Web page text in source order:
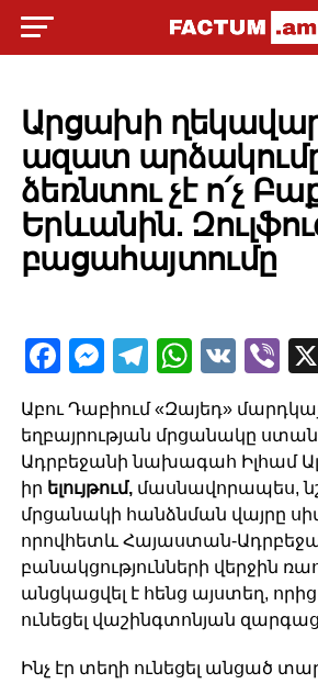
Արցախի
ազատ
ձեռնտու չէ ո՛չ
Երևանին.
բացահայտումը
Facebook
Messenger
Telegram
VK
Աբու Դաբիում «Զայեդ»
եղբայրության մրցանակը
Ադրբեջանի նախագահ Իլհամ
իր ելույթում,մասնավորապես,
մրցանակի հանձնման վայրը
որովհետև Հայաստան-
բանակցությունների վերջին
անցկացվել է հենց այստեղ,
ունեցել վաշինգտոնյան
Ինչ էր տեղի ունեցել անցած